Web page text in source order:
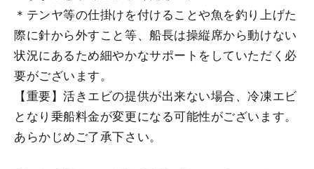
＊テンヤ等の仕掛けを付けることや魚を釣り上げた
際に針から外すこと等、船長は操縦席から動けない
状況にあるため細やかなサポートをしていただく必
要がございます。
【重要】活きエビの提供が出来ない場合、冷凍エビ
となり乗船料金が変更になる可能性がございます。
あらかじめご了承下さい。